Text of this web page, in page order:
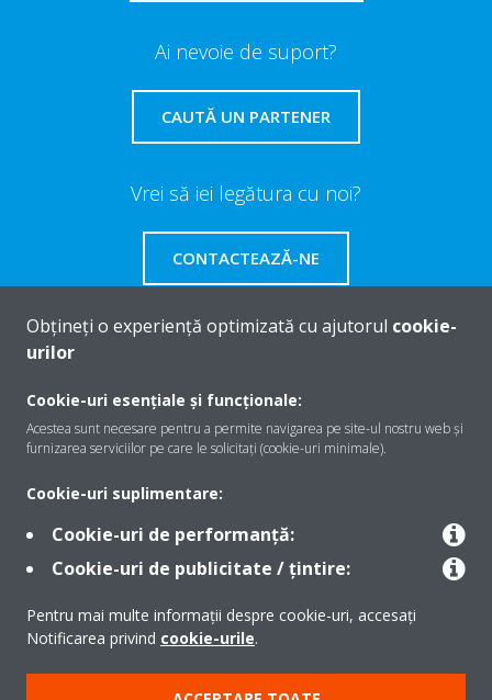
Ai nevoie de suport?
CAUTĂ UN PARTENER
Vrei să iei legătura cu noi?
CONTACTEAZĂ-NE
Despre Daikin
Contact
Produse
Obțineți o experiență optimizată cu ajutorul cookie-
urilor
Cookie-uri esențiale și funcționale:
Acestea sunt necesare pentru a permite navigarea pe site-ul nostru web și
furnizarea serviciilor pe care le solicitați (cookie-uri minimale).
Cookie-uri suplimentare:
Cookie-uri de performanță:
Cookie-uri de publicitate / țintire:
Pentru mai multe informații despre cookie-uri, accesați
Notificarea privind cookie-urile.